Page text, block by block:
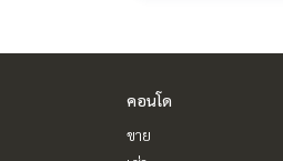
คอนโด
ขาย